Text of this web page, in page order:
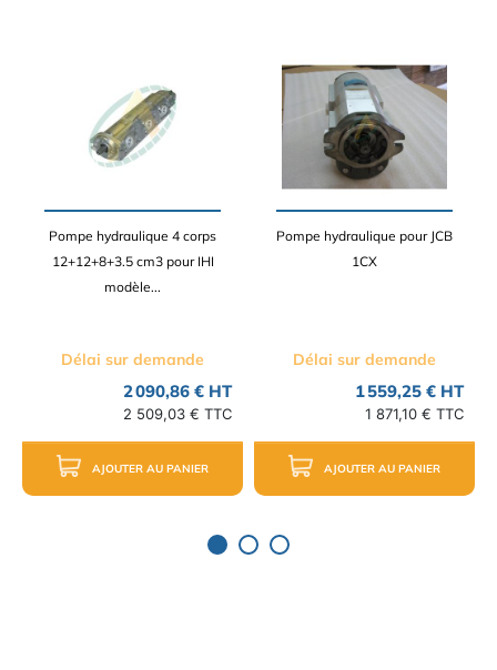
Pompe hydraulique 4 corps
12+12+8+3.5 cm3 pour IHI
modèle...
Délai sur demande
2 090,86 € HT
2 509,03 € TTC
AJOUTER AU PANIER
Pompe hydraulique pour JCB
1CX
Délai sur demande
1 559,25 € HT
1 871,10 € TTC
AJOUTER AU PANIER